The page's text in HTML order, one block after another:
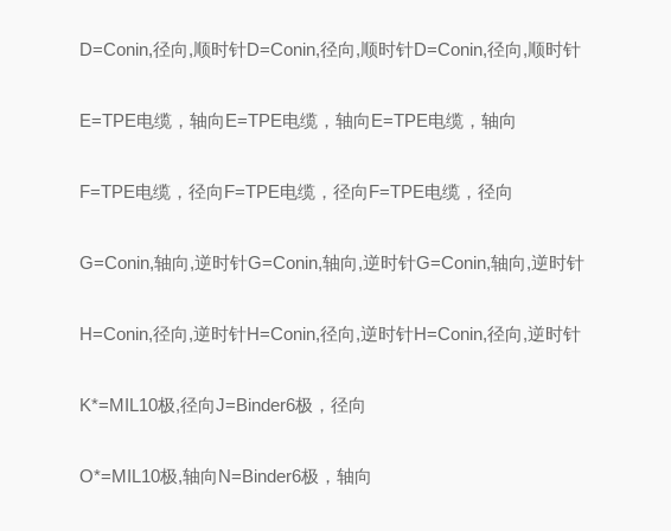
D=Conin,径向,顺时针D=Conin,径向,顺时针D=Conin,径向,顺时针
E=TPE电缆，轴向E=TPE电缆，轴向E=TPE电缆，轴向
F=TPE电缆，径向F=TPE电缆，径向F=TPE电缆，径向
G=Conin,轴向,逆时针G=Conin,轴向,逆时针G=Conin,轴向,逆时针
H=Conin,径向,逆时针H=Conin,径向,逆时针H=Conin,径向,逆时针
K*=MIL10极,径向J=Binder6极，径向
O*=MIL10极,轴向N=Binder6极，轴向